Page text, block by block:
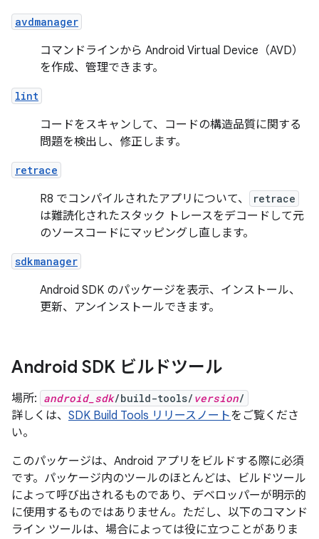
avdmanager
コマンドラインから Android Virtual Device（AVD）
を作成、管理できます。
lint
コードをスキャンして、コードの構造品質に関する
問題を検出し、修正します。
retrace
R8 でコンパイルされたアプリについて、 retrace
は難読化されたスタック トレースをデコードして元
のソースコードにマッピングし直します。
sdkmanager
Android SDK のパッケージを表示、インストール、
更新、アンインストールできます。
Android SDK ビルドツール
場所: android_sdk/build-tools/ version/
詳しくは、 SDK Build Tools リリースノートをご覧くださ
い。
このパッケージは、Android アプリをビルドする際に必須
です。パッケージ内のツールのほとんどは、ビルドツール
によって呼び出されるものであり、デベロッパーが明示的
に使用するものではありません。ただし、以下のコマンド
ライン ツールは、場合によっては役に立つことがありま